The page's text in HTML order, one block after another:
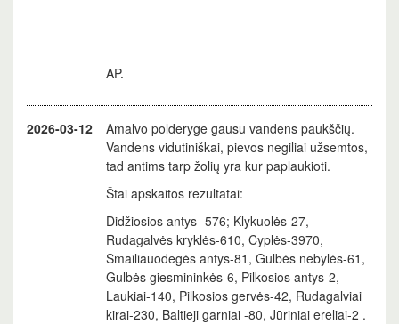
AP.
2026-03-12
Amalvo polderyge gausu vandens paukščių.
Vandens vidutiniškai, pievos negiliai užsemtos,
tad antims tarp žolių yra kur paplaukioti.
Štai apskaitos rezultatai:
Didžiosios antys -576; Klykuolės-27,
Rudagalvės kryklės-610, Cyplės-3970,
Smailiauodegės antys-81, Gulbės nebylės-61,
Gulbės giesmininkės-6, Pilkosios antys-2,
Laukiai-140, Pilkosios gervės-42, Rudagalviai
kirai-230, Baltieji garniai -80, Jūriniai ereliai-2 .